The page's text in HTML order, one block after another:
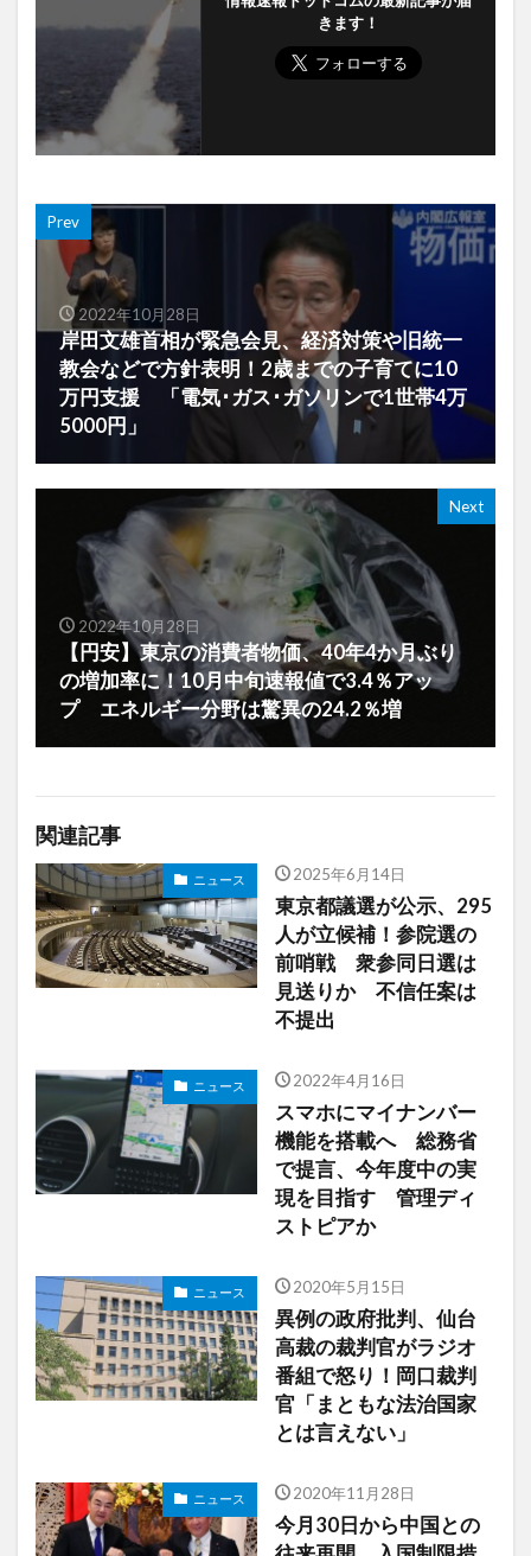
きます！
Prev
2022年10月28日
岸田文雄首相が緊急会見、経済対策や旧統一
教会などで方針表明！2歳までの子育てに10
万円支援 「電気･ガス･ガソリンで1世帯4万
5000円」
Next
2022年10月28日
【円安】東京の消費者物価、40年4か月ぶり
の増加率に！10月中旬速報値で3.4％アッ
プ エネルギー分野は驚異の24.2％増
関連記事
ニュース 2025年6月14日
東京都議選が公示、295
人が立候補！参院選の
前哨戦 衆参同日選は
見送りか 不信任案は
不提出
ニュース 2022年4月16日
スマホにマイナンバー
機能を搭載へ 総務省
で提言、今年度中の実
現を目指す 管理ディ
ストピアか
ニュース 2020年5月15日
異例の政府批判、仙台
高裁の裁判官がラジオ
番組で怒り！岡口裁判
官「まともな法治国家
とは言えない」
ニュース 2020年11月28日
今月30日から中国との